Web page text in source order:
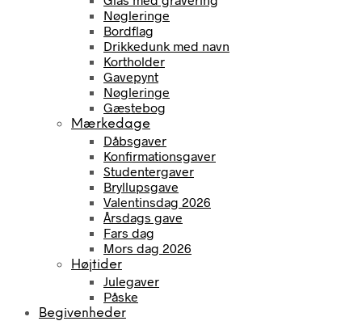
Nøgleringe
Bordflag
Drikkedunk med navn
Kortholder
Gavepynt
Nøgleringe
Gæstebog
Mærkedage
Dåbsgaver
Konfirmationsgaver
Studentergaver
Bryllupsgave
Valentinsdag 2026
Årsdags gave
Fars dag
Mors dag 2026
Højtider
Julegaver
Påske
Begivenheder